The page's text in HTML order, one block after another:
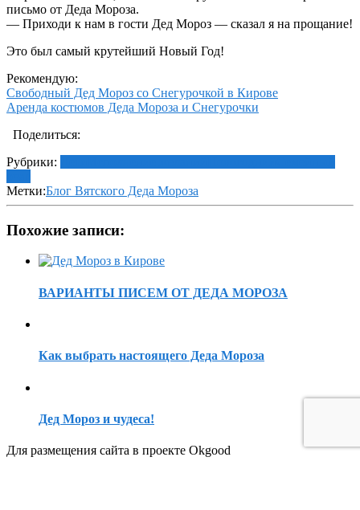
письмо от Деда Мороза.
— Приходи к нам в гости Дед Мороз — сказал я на прощание!
Это был самый крутейший Новый Год!
Рекомендую:
Свободный Дед Мороз со Снегурочкой в Кирове
Аренда костюмов Деда Мороза и Снегурочки
Поделиться:
Рубрики:
Метки:Блог Вятского Деда Мороза
Похожие записи:
ВАРИАНТЫ ПИСЕМ ОТ ДЕДА МОРОЗА
Как выбрать настоящего Деда Мороза
Дед Мороз и чудеса!
Для размещения сайта в проекте Okgood